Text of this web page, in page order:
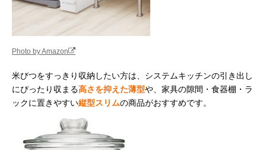
Photo by Amazon
米びつをすっきり収納したい方は、システムキッチンの引き出し
にぴったり収まる高さを抑えた薄型や、家具の隙間・食器棚・ラ
ックに置きやすい縦型スリムの商品がおすすめです。